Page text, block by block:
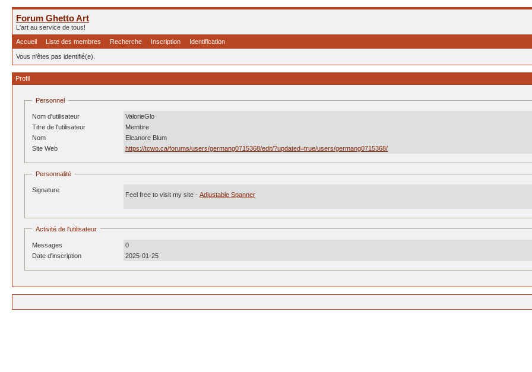
Forum Ghetto Art
L'art au service de tous!
Accueil
Liste des membres Recherche Inscription Identification
Vous n'êtes pas identifié(e).
Profil
Personnel
Nom d'utilisateur
ValorieGlo
Titre de l'utilisateur
Membre
Nom
Eleanore Blum
Site Web
https://tcwo.ca/forums/users/germang0715368/edit/?updated=true/users/germang0715368/
Personnalité
Signature
Feel free to visit my site - Adjustable Spanner
Activité de l'utilisateur
Messages
0
Date d'inscription
2025-01-25